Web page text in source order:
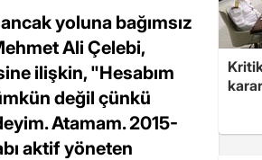
yoluna bağımsız
Ali Çelebi,
ilişkin, "Hesabım
değil çünkü
Atamam. 2015-
aktif yöneten